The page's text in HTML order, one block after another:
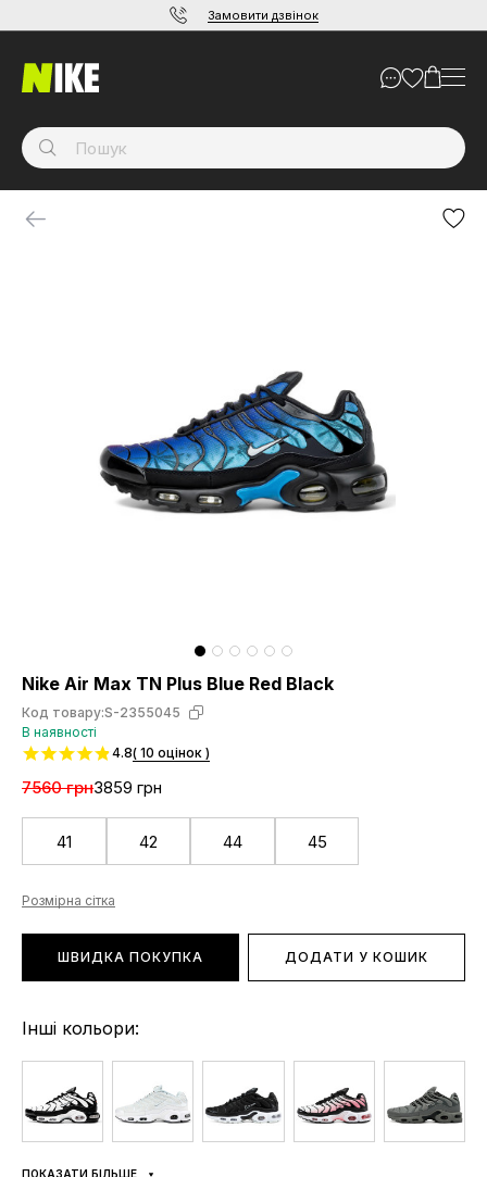
Замовити дзвінок
Nike Air Max TN Plus Blue Red Black
Код товару:S-2355045
В наявності
4.8( 10 оцінок )
7560 грн3859 грн
41 42 44 45
Розмірна сітка
ШВИДКА ПОКУПКА ДОДАТИ У КОШИК
Інші кольори:
ПОКАЗАТИ БІЛЬШЕ